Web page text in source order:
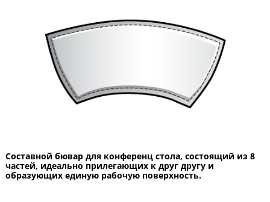
Составной бювар для конференц стола, состоящий из 8
частей, идеально прилегающих к друг другу и
образующих единую рабочую поверхность.